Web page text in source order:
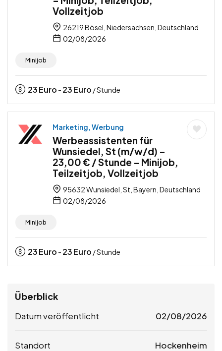
Vollzeitjob
26219 Bösel, Niedersachsen, Deutschland
02/08/2026
Minijob
23Euro - 23Euro / Stunde
Marketing, Werbung
Werbeassistenten für
Wunsiedel, St (m/w/d) –
23,00 € / Stunde – Minijob,
Teilzeitjob, Vollzeitjob
95632 Wunsiedel, St, Bayern, Deutschland
02/08/2026
Minijob
23Euro - 23Euro / Stunde
Überblick
Datum veröffentlicht 02/08/2026
Standort Hockenheim